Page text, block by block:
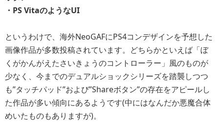
・PS VitaのようなUI
というわけで、海外NeoGAFにPS4コンデザインを予想した
画像作品が多数投稿されています。どちらかといえば「ぼ
くがかんがえたさいきょうのコントローラー」風のものが
少なく、今までのデュアルショックシリーズを踏襲しつつ
も”タッチパッド”および”Shareボタン”の存在をアピールし
た作品が多い傾向にあるようです(中にはなんだか悪魔合体
めいたものもありますが)。